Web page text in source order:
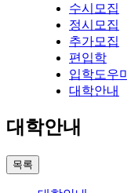
수시모집
정시모집
추가모집
편입학
입학도우미
대학안내
대학안내
목록